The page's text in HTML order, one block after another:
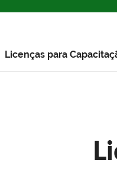
Licenças para